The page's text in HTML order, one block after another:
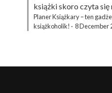
książki skoro czyta się
Planer Książkary – ten
książkoholik! · 8 December